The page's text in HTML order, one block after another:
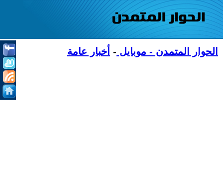
الحوار المتمدن - موبايل - أخبار عامة